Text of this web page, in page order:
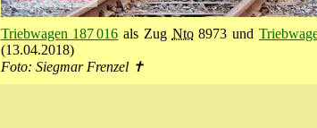
Triebwagen 187 016 als Zug Nto8973 und
(13.04.2018)
Foto: Siegmar Frenzel ✝